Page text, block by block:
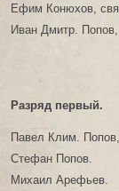
Ефим Конюхов,
Иван Дмитр.
Разряд первый.
Павел Клим.
Стефан Попов.
Михаил Арефьев.